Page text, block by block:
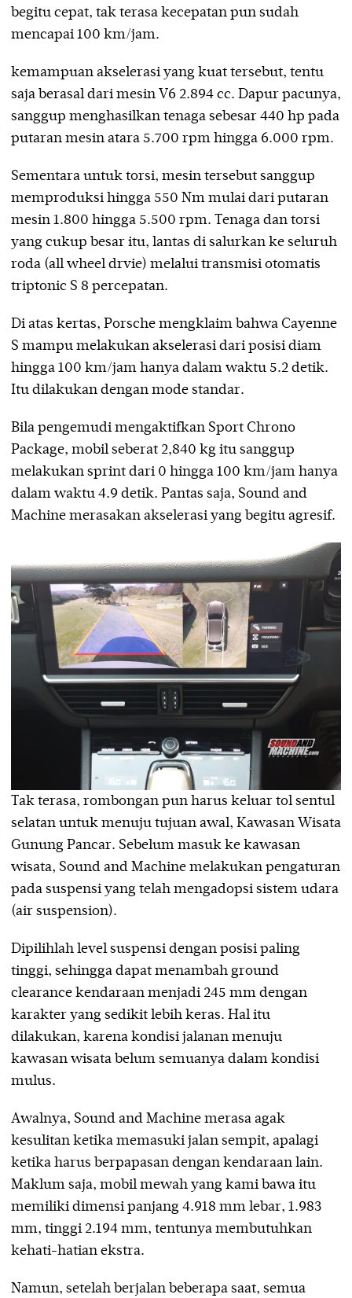
begitu cepat, tak terasa kecepatan pun sudah
mencapai 100 km/jam.
kemampuan akselerasi yang kuat tersebut, tentu
saja berasal dari mesin V6 2.894 cc. Dapur pacunya,
sanggup menghasilkan tenaga sebesar 440 hp pada
putaran mesin atara 5.700 rpm hingga 6.000 rpm.
Sementara untuk torsi, mesin tersebut sanggup
memproduksi hingga 550 Nm mulai dari putaran
mesin 1.800 hingga 5.500 rpm. Tenaga dan torsi
yang cukup besar itu, lantas di salurkan ke seluruh
roda (all wheel drvie) melalui transmisi otomatis
triptonic S 8 percepatan.
Di atas kertas, Porsche mengklaim bahwa Cayenne
S mampu melakukan akselerasi dari posisi diam
hingga 100 km/jam hanya dalam waktu 5.2 detik.
Itu dilakukan dengan mode standar.
Bila pengemudi mengaktifkan Sport Chrono
Package, mobil seberat 2,840 kg itu sanggup
melakukan sprint dari 0 hingga 100 km/jam hanya
dalam waktu 4.9 detik. Pantas saja, Sound and
Machine merasakan akselerasi yang begitu agresif.
Tak terasa, rombongan pun harus keluar tol sentul
selatan untuk menuju tujuan awal, Kawasan Wisata
Gunung Pancar. Sebelum masuk ke kawasan
wisata, Sound and Machine melakukan pengaturan
pada suspensi yang telah mengadopsi sistem udara
(air suspension).
Dipilihlah level suspensi dengan posisi paling
tinggi, sehingga dapat menambah ground
clearance kendaraan menjadi 245 mm dengan
karakter yang sedikit lebih keras. Hal itu
dilakukan, karena kondisi jalanan menuju
kawasan wisata belum semuanya dalam kondisi
mulus.
Awalnya, Sound and Machine merasa agak
kesulitan ketika memasuki jalan sempit, apalagi
ketika harus berpapasan dengan kendaraan lain.
Maklum saja, mobil mewah yang kami bawa itu
memiliki dimensi panjang 4.918 mm lebar, 1.983
mm, tinggi 2.194 mm, tentunya membutuhkan
kehati-hatian ekstra.
Namun, setelah berjalan beberapa saat, semua